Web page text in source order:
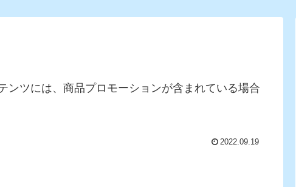
ンツには、商品プロモーションが含まれている場合
2022.09.19